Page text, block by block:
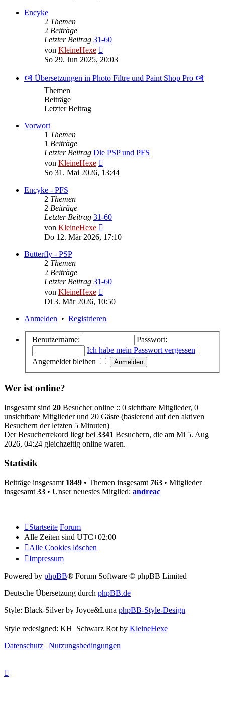
Encyke
2 Themen
2 Beiträge
Letzter Beitrag 31-60
von KleineHexe
Beitrag
So 29. Jun 2025, 20:03
🙧 Übersetzungen in Photo Filtre und Paint Shop Pro 🙧
Themen
Beiträge
Letzter Beitrag
Vorwort
1 Themen
1 Beiträge
Letzter Beitrag Die PSP und PFS
von KleineHexe
Beitrag
So 31. Mai 2026, 13:44
Encyke - PFS
2 Themen
2 Beiträge
Letzter Beitrag 31-60
von KleineHexe
Beitrag
Do 12. Mär 2026, 17:10
Butterfly - PSP
2 Themen
2 Beiträge
Letzter Beitrag 31-60
von KleineHexe
Beitrag
Di 3. Mär 2026, 10:50
Anmelden • Registrieren
Benutzername:
Passwort:
Ich habe mein Passwort vergessen |
Angemeldet bleiben
Wer ist online?
Insgesamt sind 20 Besucher online :: 0 sichtbare Mitglieder, 0
unsichtbare Mitglieder und 20 Gäste (basierend auf den aktiven
Besuchern der letzten 5 Minuten)
Der Besucherrekord liegt bei 3341 Besuchern, die am Mi 5. Aug
2026, 04:24 gleichzeitig online waren.
Statistik
Beiträge insgesamt 1849 • Themen insgesamt 763 • Mitglieder
insgesamt 33 • Unser neuestes Mitglied: andreac
Startseite Forum
Alle Zeiten sind UTC+02:00
Alle Cookies löschen
Impressum
Powered by phpBB® Forum Software © phpBB Limited
Deutsche Übersetzung durch phpBB.de
Style: Black-Silver by Joyce&Luna phpBB-Style-Design
Style redesigned: KH_Schwarz Rot by KleineHexe
Datenschutz | Nutzungsbedingungen